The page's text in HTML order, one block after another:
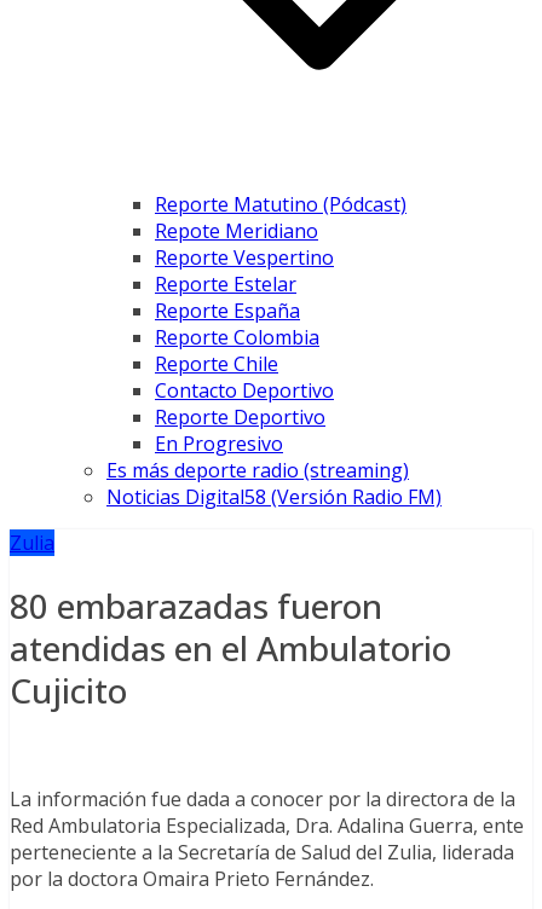
Reporte Matutino (Pódcast)
Repote Meridiano
Reporte Vespertino
Reporte Estelar
Reporte España
Reporte Colombia
Reporte Chile
Contacto Deportivo
Reporte Deportivo
En Progresivo
Es más deporte radio (streaming)
Noticias Digital58 (Versión Radio FM)
Zulia
80 embarazadas fueron
atendidas en el Ambulatorio
Cujicito
La información fue dada a conocer por la directora de la
Red Ambulatoria Especializada, Dra. Adalina Guerra, ente
perteneciente a la Secretaría de Salud del Zulia, liderada
por la doctora Omaira Prieto Fernández.